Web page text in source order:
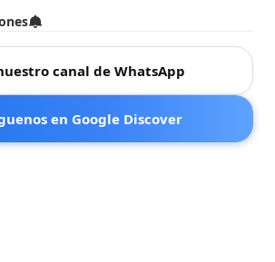
canal de WhatsApp
en Google Discover